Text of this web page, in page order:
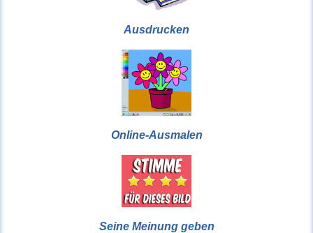
Ausdrucken
Online-Ausmalen
Seine Meinung geben